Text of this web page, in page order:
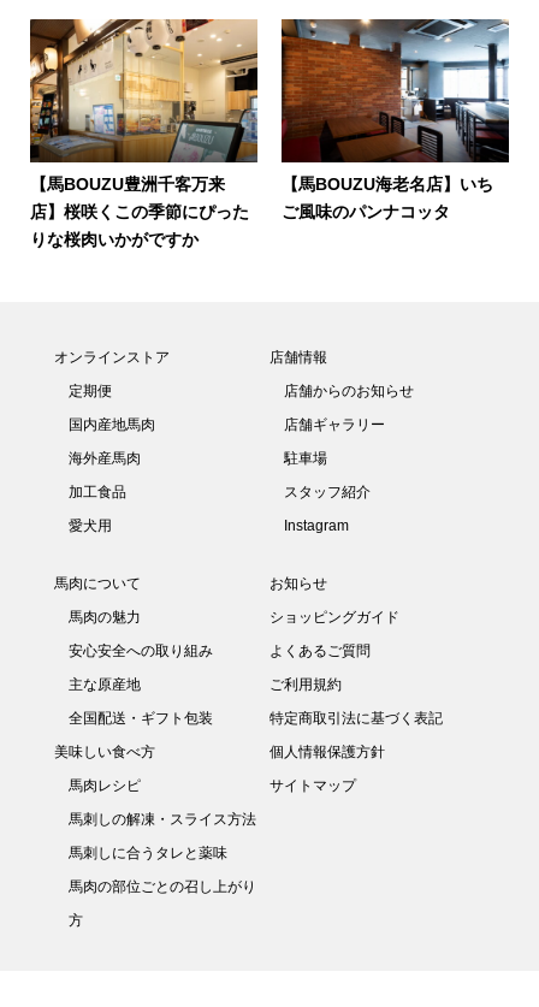
【馬BOUZU豊洲千客万来
店】桜咲くこの季節にぴった
りな桜肉いかがですか
【馬BOUZU海老名店】いち
ご風味のパンナコッタ
オンラインストア
定期便
国内産地馬肉
海外産馬肉
加工食品
愛犬用
店舗情報
店舗からのお知らせ
店舗ギャラリー
駐車場
スタッフ紹介
Instagram
馬肉について
馬肉の魅力
安心安全への取り組み
主な原産地
全国配送・ギフト包装
美味しい食べ方
馬肉レシピ
馬刺しの解凍・スライス方法
馬刺しに合うタレと薬味
馬肉の部位ごとの召し上がり
方
お知らせ
ショッピングガイド
よくあるご質問
ご利用規約
特定商取引法に基づく表記
個人情報保護方針
サイトマップ